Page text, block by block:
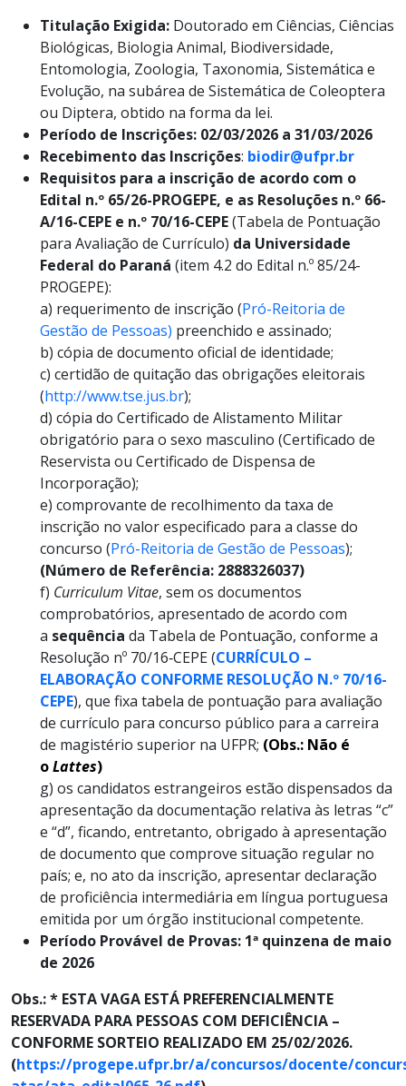
Titulação Exigida: Doutorado em Ciências, Ciências
Biológicas, Biologia Animal, Biodiversidade,
Entomologia, Zoologia, Taxonomia, Sistemática e
Evolução, na subárea de Sistemática de Coleoptera
ou Diptera, obtido na forma da lei.
Período de Inscrições: 02/03/2026 a 31/03/2026
Recebimento das Inscrições: biodir@ufpr.br
Requisitos para a inscrição de acordo com o
Edital n.º 65/26-PROGEPE, e as Resoluções n.º 66-
A/16-CEPE e n.º 70/16-CEPE(Tabela de Pontuação
para Avaliação de Currículo) da Universidade
Federal do Paraná (item 4.2 do Edital n.º 85/24-
PROGEPE):
a) requerimento de inscrição (Pró-Reitoria de
Gestão de Pessoas) preenchido e assinado;
b) cópia de documento oficial de identidade;
c) certidão de quitação das obrigações eleitorais
(http://www.tse.jus.br);
d) cópia do Certificado de Alistamento Militar
obrigatório para o sexo masculino (Certificado de
Reservista ou Certificado de Dispensa de
Incorporação);
e) comprovante de recolhimento da taxa de
inscrição no valor especificado para a classe do
concurso (Pró-Reitoria de Gestão de Pessoas);
(Número de Referência: 2888326037)
f) Curriculum Vitae, sem os documentos
comprobatórios, apresentado de acordo com
a sequência da Tabela de Pontuação, conforme a
Resolução nº 70/16‐CEPE (CURRÍCULO –
ELABORAÇÃO CONFORME RESOLUÇÃO N.º 70/16-
CEPE), que fixa tabela de pontuação para avaliação
de currículo para concurso público para a carreira
de magistério superior na UFPR; (Obs.: Não é
oLattes)
g) os candidatos estrangeiros estão dispensados da
apresentação da documentação relativa às letras “c”
e “d”, ficando, entretanto, obrigado à apresentação
de documento que comprove situação regular no
país; e, no ato da inscrição, apresentar declaração
de proficiência intermediária em língua portuguesa
emitida por um órgão institucional competente.
Período Provável de Provas: 1ª quinzena de maio
de 2026
Obs.: * ESTA VAGA ESTÁ PREFERENCIALMENTE
RESERVADA PARA PESSOAS COM DEFICIÊNCIA –
CONFORME SORTEIO REALIZADO EM 25/02/2026.
(https://progepe.ufpr.br/a/concursos/docente/